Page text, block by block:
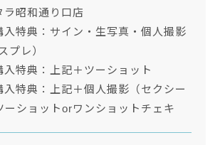
ラ昭和通り口店
入特典：サイン・生写真・個人撮影
プレ）
入特典：上記＋ツーショット
入特典：上記＋個人撮影（セクシー
ーショットorワンショットチェキ